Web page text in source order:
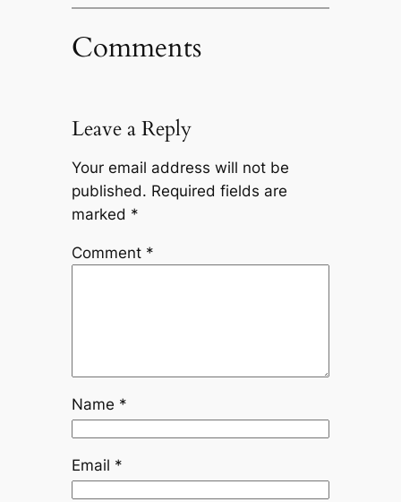
Comments
Leave a Reply
Your email address will not be
published. Required fields are
marked *
Comment *
Name *
Email *